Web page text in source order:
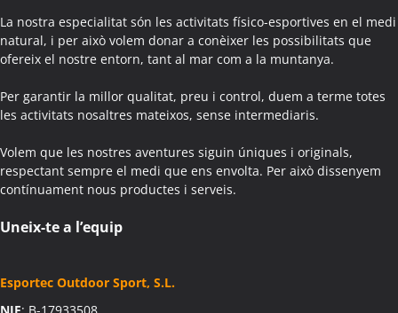
Activitats Teambuilding Empreses Agullana
Activitats Família Amics Agullana
Colònies Escolars Agullana
Activitats Família Amics Aiguafreda
Activitats Teambuilding Empreses Aiguamúrcia
Activitats Família Amics Aiguamúrcia
Colònies Escolars Aiguamúrcia
Activitats Teambuilding Empreses Aiguaviva
Activitats Teambuilding Empreses Aín
La nostra especialitat són les activitats físico-esportives en el medi
natural, i per això volem donar a conèixer les possibilitats que
ofereix el nostre entorn, tant al mar com a la muntanya.
Per garantir la millor qualitat, preu i control, duem a terme totes
les activitats nosaltres mateixos, sense intermediaris.
Volem que les nostres aventures siguin úniques i originals,
respectant sempre el medi que ens envolta. Per això dissenyem
contínuament nous productes i serveis.
Uneix-te a l’equip
Esportec Outdoor Sport, S.L.